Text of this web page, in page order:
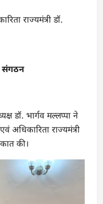
संगठन
डॉ. भार्गव मल्लप्पा ने
अधिकारिता राज्यमंत्री
की।